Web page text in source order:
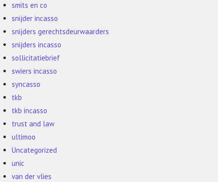
smits en co
snijder incasso
snijders gerechtsdeurwaarders
snijders incasso
sollicitatiebrief
swiers incasso
syncasso
tkb
tkb incasso
trust and law
ultimoo
Uncategorized
unic
van der vlies